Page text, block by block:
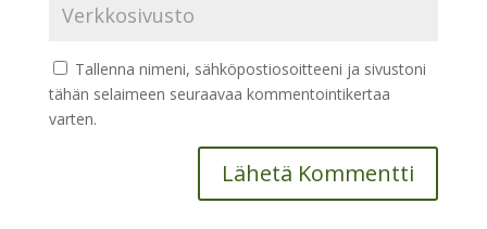
Tallenna nimeni, sähköpostiosoitteeni ja sivustoni
tähän selaimeen seuraavaa kommentointikertaa
varten.